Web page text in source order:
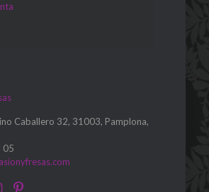
Caballero 32, 31003, Pamplona,
05